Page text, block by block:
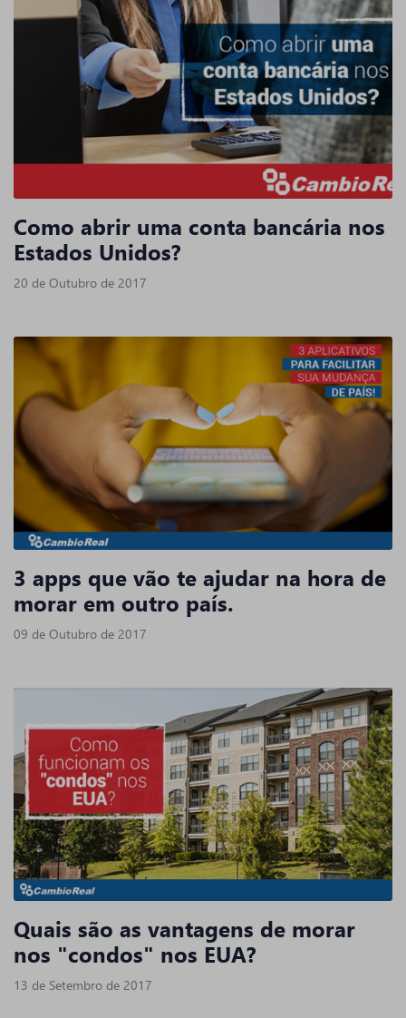
Como abrir uma conta bancária nos
Estados Unidos?
20 de Outubro de 2017
3 apps que vão te ajudar na hora de
morar em outro país.
09 de Outubro de 2017
Quais são as vantagens de morar
nos "condos" nos EUA?
13 de Setembro de 2017